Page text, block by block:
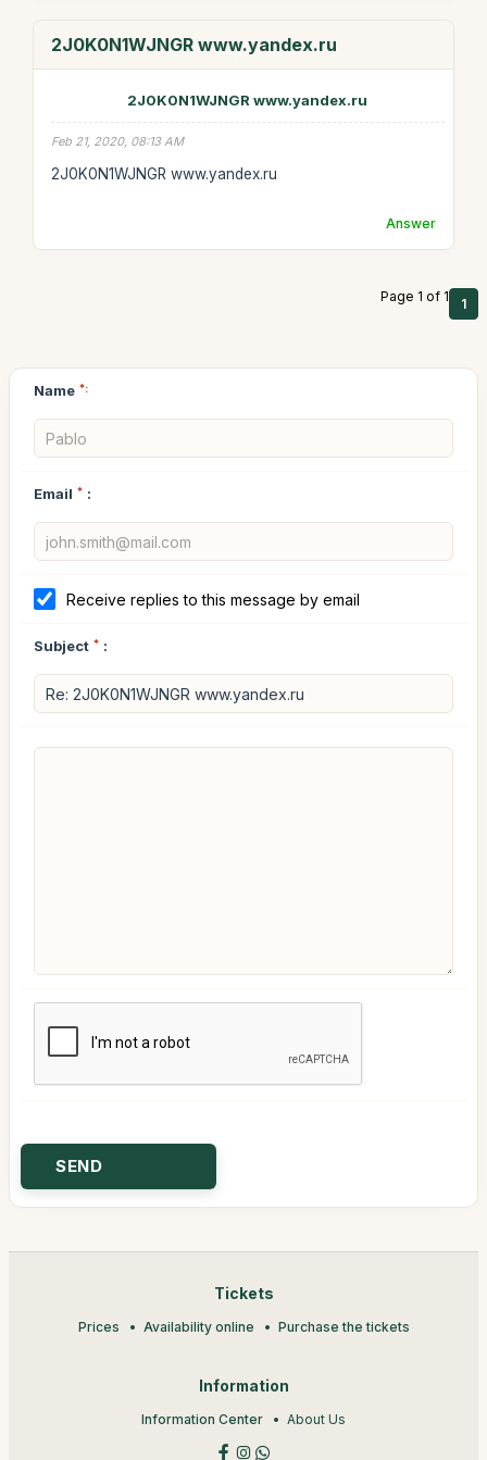
2J0K0N1WJNGR www.yandex.ru
2J0K0N1WJNGR www.yandex.ru
Feb 21, 2020, 08:13 AM
2J0K0N1WJNGR www.yandex.ru
Answer
Page 1 of 1 1
Name *:
Email * :
Receive replies to this message by email
Subject * :
Tickets
Prices Availability online Purchase the tickets
Information
Information Center About Us